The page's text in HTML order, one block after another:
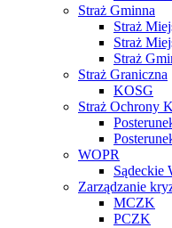
Straż Gminna
Straż
Straż
Straż
Straż Graniczna
KOSG
Straż Ochrony
WOPR
Sądeckie
Zarządzanie
MCZK
PCZK